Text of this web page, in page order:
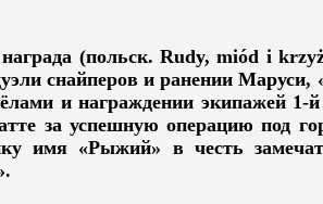
(польск. Rudy, miód i
снайперов и ранении
и награждении экипажей 1-
за успешную операцию под
имя «Рыжий» в честь